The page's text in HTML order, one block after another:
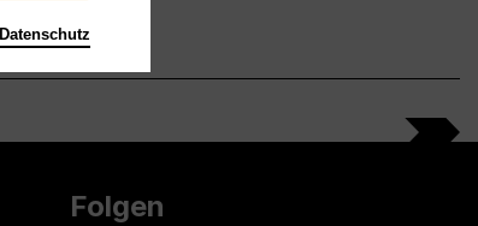
Folgen
Datenschutz